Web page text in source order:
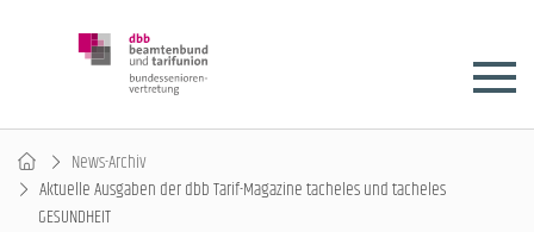
News-Archiv
Aktuelle Ausgaben der dbb Tarif-Magazine tacheles und tacheles
GESUNDHEIT